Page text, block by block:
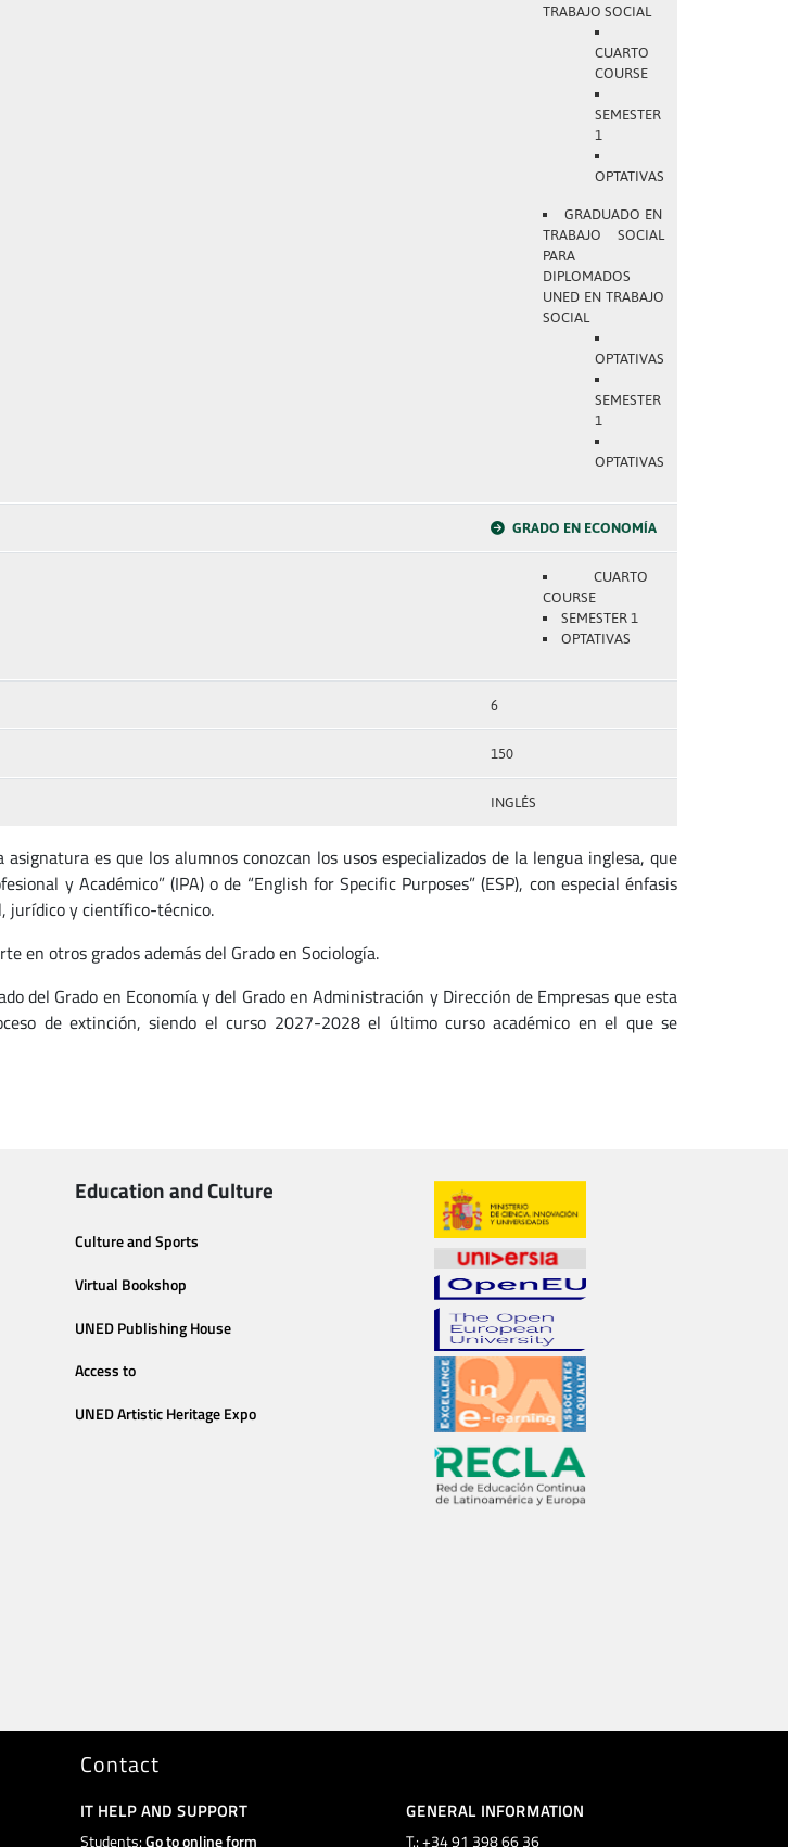
TRABAJO SOCIAL
CUARTO
COURSE
SEMESTER
1
OPTATIVAS
GRADUADO EN
TRABAJO SOCIAL
PARA
DIPLOMADOS
UNED EN TRABAJO
SOCIAL
OPTATIVAS
SEMESTER
1
OPTATIVAS
GRADO EN ECONOMÍA
CUARTO
COURSE
SEMESTER 1
OPTATIVAS
6
150
INGLÉS
es que los alumnos conozcan los usos especializados de la lengua inglesa, que
y Académico” (IPA) o de “English for Specific Purposes” (ESP), con especial énfasis
jurídico y científico-técnico.
en otros grados además del Grado en Sociología.
del Grado en Economía y del Grado en Administración y Dirección de Empresas que esta
de extinción, siendo el curso 2027-2028 el último curso académico en el que se
Education and Culture
Culture and Sports
Virtual Bookshop
UNED Publishing House
Access to
UNED Artistic Heritage Expo
Contact
IT HELP AND SUPPORT
Students:Go to online form
GENERAL INFORMATION
T.: +34 91 398 66 36